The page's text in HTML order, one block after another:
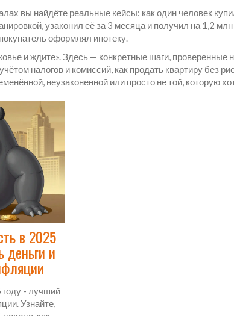
вы найдёте реальные кейсы: как один человек
узаконил её за 3 месяца и получил на 1,2
оформлял ипотеку.
и ждите». Здесь — конкретные шаги, проверенные
налогов и комиссий, как продать квартиру без
неузаконенной или просто не той, которую
в 2025
деньги и
- лучший
Узнайте,